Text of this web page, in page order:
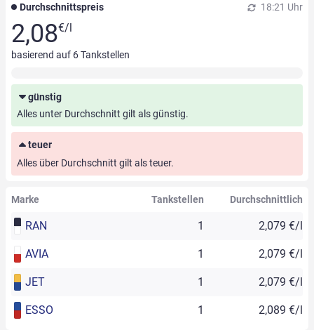
Durchschnittspreis 18:21 Uhr
2,08€/l
basierend auf 6Tankstellen
günstig
Alles unter Durchschnitt gilt als günstig.
teuer
Alles über Durchschnitt gilt als teuer.
Marke Tankstellen Durchschnittlich
RAN 1 2,079 €/l
AVIA 1 2,079 €/l
JET 1 2,079 €/l
ESSO 1 2,089 €/l